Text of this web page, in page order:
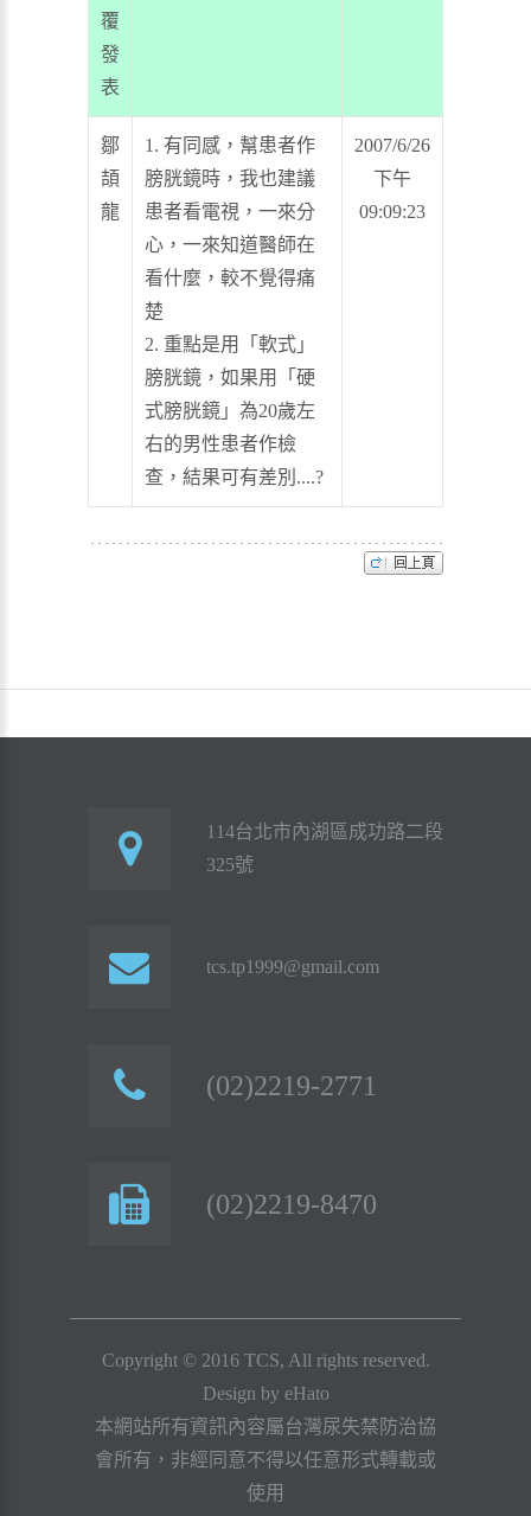
覆
發
表
鄒
頡
龍
1. 有同感，幫患者作
膀胱鏡時，我也建議
患者看電視，一來分
心，一來知道醫師在
看什麼，較不覺得痛
楚
2. 重點是用「軟式」
膀胱鏡，如果用「硬
式膀胱鏡」為20歲左
右的男性患者作檢
查，結果可有差別....?
2007/6/26
下午
09:09:23
114台北市內湖區成功路二段
325號
tcs.tp1999@gmail.com
(02)2219-2771
(02)2219-8470
Copyright © 2016 TCS, All rights reserved.
Design by eHato
本網站所有資訊內容屬台灣尿失禁防治協
會所有，非經同意不得以任意形式轉載或
使用